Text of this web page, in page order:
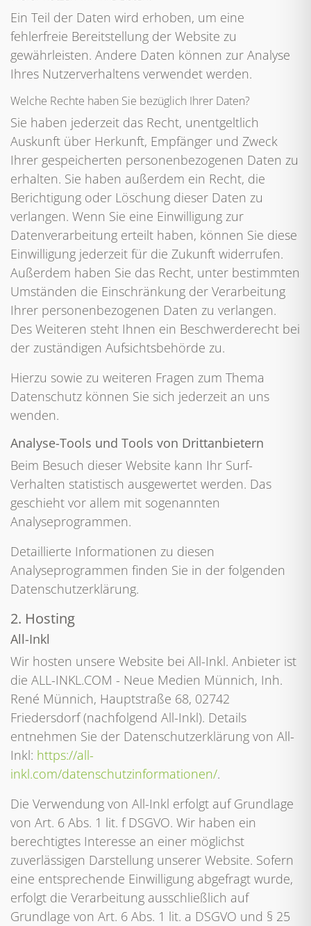
Ein Teil der Daten wird erhoben, um eine
fehlerfreie Bereitstellung der Website zu
gewährleisten. Andere Daten können zur Analyse
Ihres Nutzerverhaltens verwendet werden.
Welche Rechte haben Sie bezüglich Ihrer Daten?
Sie haben jederzeit das Recht, unentgeltlich
Auskunft über Herkunft, Empfänger und Zweck
Ihrer gespeicherten personenbezogenen Daten zu
erhalten. Sie haben außerdem ein Recht, die
Berichtigung oder Löschung dieser Daten zu
verlangen. Wenn Sie eine Einwilligung zur
Datenverarbeitung erteilt haben, können Sie diese
Einwilligung jederzeit für die Zukunft widerrufen.
Außerdem haben Sie das Recht, unter bestimmten
Umständen die Einschränkung der Verarbeitung
Ihrer personenbezogenen Daten zu verlangen.
Des Weiteren steht Ihnen ein Beschwerderecht bei
der zuständigen Aufsichtsbehörde zu.
Hierzu sowie zu weiteren Fragen zum Thema
Datenschutz können Sie sich jederzeit an uns
wenden.
Analyse-Tools und Tools von Dritt­anbietern
Beim Besuch dieser Website kann Ihr Surf-
Verhalten statistisch ausgewertet werden. Das
geschieht vor allem mit sogenannten
Analyseprogrammen.
Detaillierte Informationen zu diesen
Analyseprogrammen finden Sie in der folgenden
Datenschutzerklärung.
2. Hosting
All-Inkl
Wir hosten unsere Website bei All-Inkl. Anbieter ist
die ALL-INKL.COM - Neue Medien Münnich, Inh.
René Münnich, Hauptstraße 68, 02742
Friedersdorf (nachfolgend All-Inkl). Details
entnehmen Sie der Datenschutzerklärung von All-
Inkl: https://all-
inkl.com/datenschutzinformationen/.
Die Verwendung von All-Inkl erfolgt auf Grundlage
von Art. 6 Abs. 1 lit. f DSGVO. Wir haben ein
berechtigtes Interesse an einer möglichst
zuverlässigen Darstellung unserer Website. Sofern
eine entsprechende Einwilligung abgefragt wurde,
erfolgt die Verarbeitung ausschließlich auf
Grundlage von Art. 6 Abs. 1 lit. a DSGVO und § 25